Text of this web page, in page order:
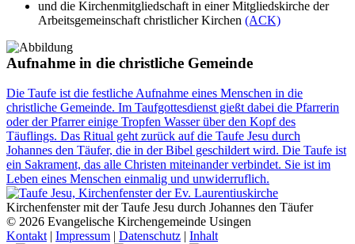
und die Kirchenmitgliedschaft in einer Mitgliedskirche der
Arbeitsgemeinschaft christlicher Kirchen (ACK)
Aufnahme in die christliche Gemeinde
Die Taufe ist die festliche Aufnahme eines Menschen in die
christliche Gemeinde. Im Taufgottesdienst gießt dabei die Pfarrerin
oder der Pfarrer einige Tropfen Wasser über den Kopf des
Täuflings. Das Ritual geht zurück auf die Taufe Jesu durch
Johannes den Täufer, die in der Bibel geschildert wird. Die Taufe ist
ein Sakrament, das alle Christen miteinander verbindet. Sie ist im
Leben eines Menschen einmalig und unwiderruflich.
Kirchenfenster mit der Taufe Jesu durch Johannes den Täufer
© 2026 Evangelische Kirchengemeinde Usingen
Kontakt | Impressum | Datenschutz | Inhalt